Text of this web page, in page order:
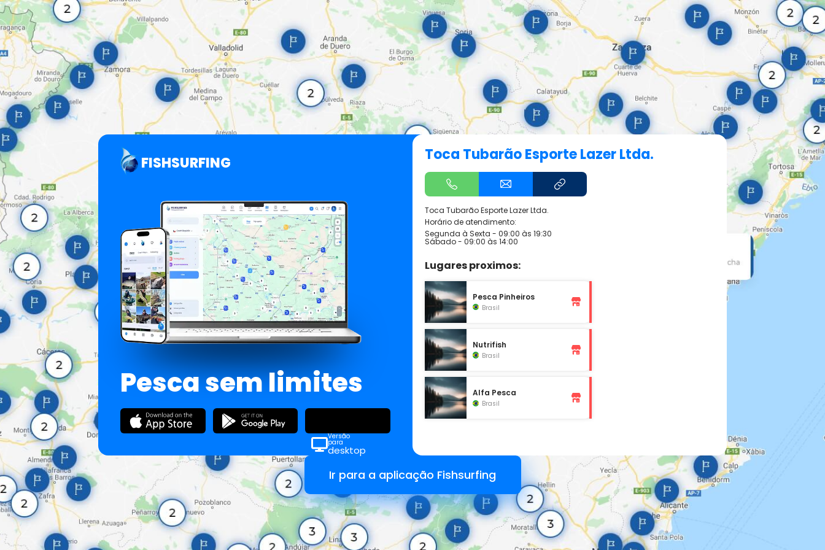
FISHSURFING
Pesca sem limites
Versão
para
desktop
Toca Tubarão Esporte Lazer Ltda.
Toca Tubarão Esporte Lazer Ltda.
Horário de atendimento:
Segunda à Sexta - 09:00 às 19:30
Sábado - 09:00 às 14:00
Lugares proximos:
Pesca Pinheiros
Brasil
Nutrifish
Brasil
Alfa Pesca
Brasil
Ir para a aplicação Fishsurfing